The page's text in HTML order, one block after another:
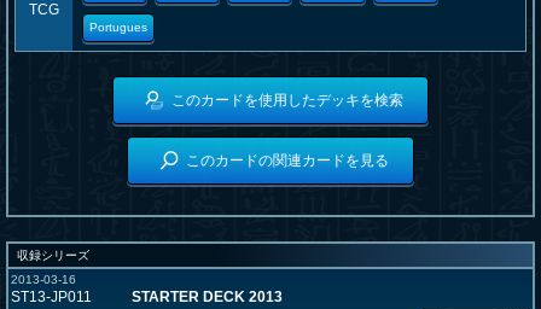
TCG
Portugues
このカードを使用したデッキを検索
このカードの関連カードを見る
収録シリーズ
2013-03-16
ST13-JP011 STARTER DECK 2013